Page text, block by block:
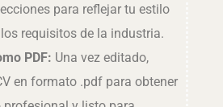
para reflejar tu estilo
requisitos de la industria.
PDF: Una vez editado,
en formato .pdf para obtener